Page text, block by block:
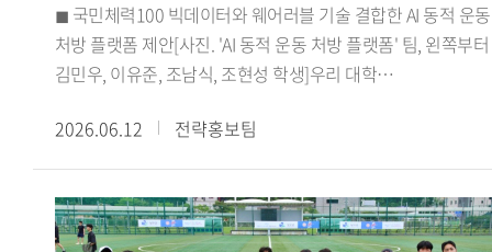
대학일자리플러스본부(본부장 신근혜)는 앞으로도 서울시
서울영커리언스 사업에 참여해 학생들에게 실무 중심의 직무
경험 기회를 제공할 예정이다. 또한 고용노동부 재학생 맞춤형
진로 취업 역량 강화를 적극 지원할 계획이다.
◼ 국민체력100 빅데이터와 웨어러블 기술 결합한 AI 동적 운동
처방 플랫폼 제안[사진. 'AI 동적 운동 처방 플랫폼' 팀, 왼쪽부터
김민우, 이유준, 조남식, 조현성 학생]우리 대학
동적 운동 처방 플랫폼 팀(김민우 이유준 조남식 조현성)이 지난
5월 21일 한국문화스포츠학회가 주최한 미래 스포츠 산업 모델
공모전 바이오헬스 부문에서 최우수상을 수상했다.이번
공모전은 디지털 헬스케어 기술과 공공데이터를 활용해 국민
2026.06.12 전략홍보팀